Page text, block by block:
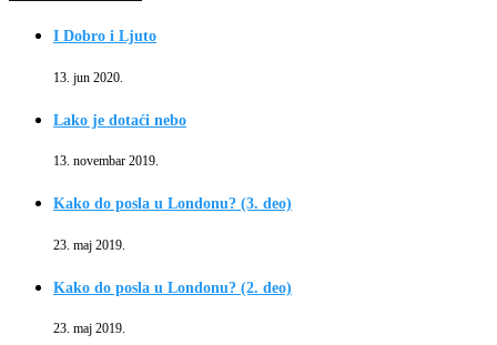
I Dobro i Ljuto
13. jun 2020.
Lako je dotaći nebo
13. novembar 2019.
Kako do posla u Londonu? (3. deo)
23. maj 2019.
Kako do posla u Londonu? (2. deo)
23. maj 2019.